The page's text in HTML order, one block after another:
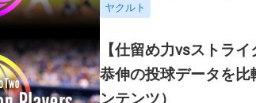
ヤクルト
【仕留め力vsストライ
恭伸の投球データを